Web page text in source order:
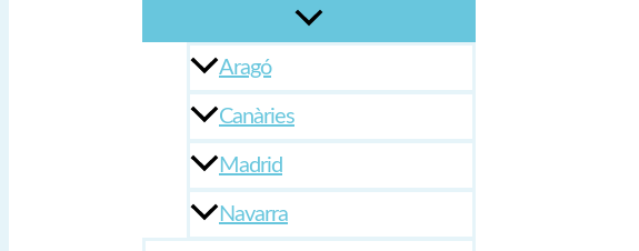
Aragó
Canàries
Madrid
Navarra